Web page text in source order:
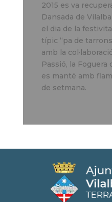
2015 es va
Dansada de
el dia de la
típic “pa de
amb la
Passió, la Foguera
es manté amb
de setmana.